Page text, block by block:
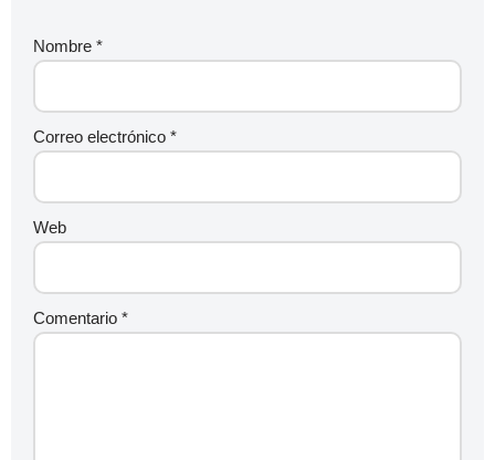
Nombre *
Correo electrónico *
Web
Comentario *